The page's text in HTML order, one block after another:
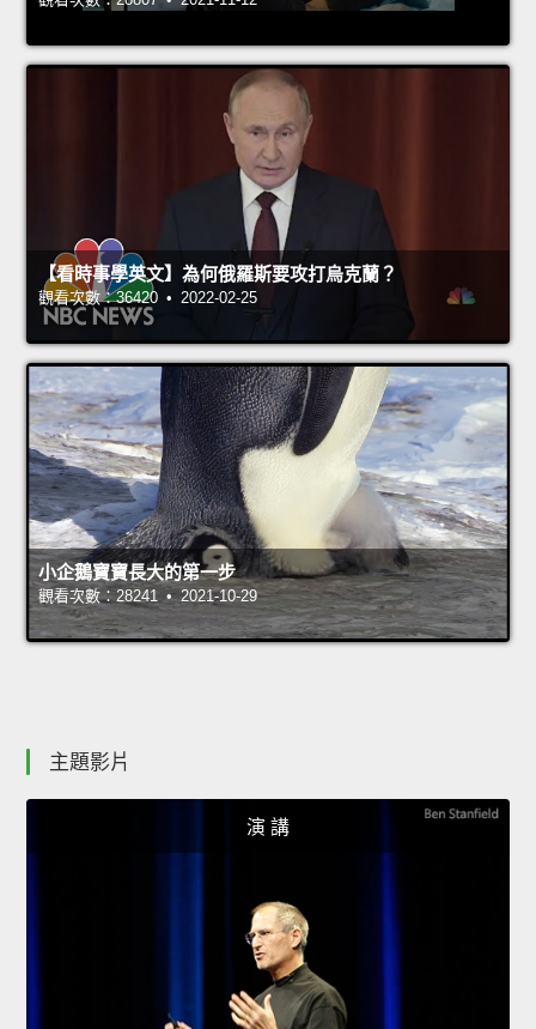
【看時事學英文】為何俄羅斯要攻打烏克蘭？
觀看次數：36420 • 2022-02-25
小企鵝寶寶長大的第一步
觀看次數：28241 • 2021-10-29
主題影片
演 講